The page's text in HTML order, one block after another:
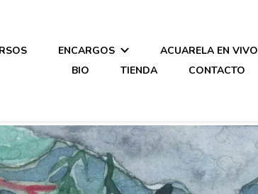
ENCARGOS ACUARELA EN VIVO
BIO
TIENDA CONTACTO